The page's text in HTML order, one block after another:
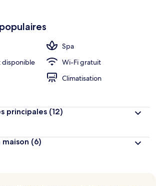
Spa
disponible
Wi-Fi gratuit
Climatisation
principales (12)
maison (6)